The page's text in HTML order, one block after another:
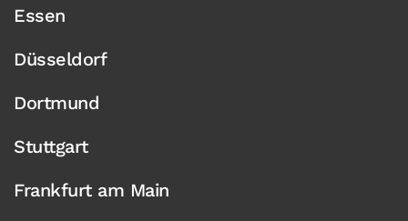
Essen
Düsseldorf
Dortmund
Stuttgart
Frankfurt am Main